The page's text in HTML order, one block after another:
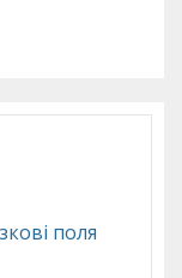
поля